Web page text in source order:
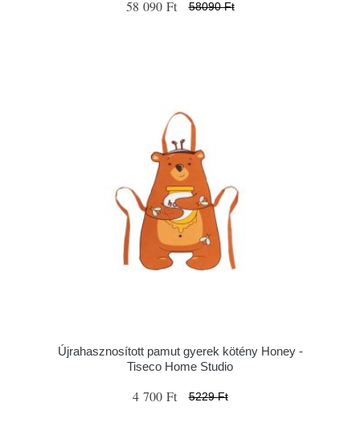
58 090 Ft 58090 Ft
Újrahasznosított pamut gyerek kötény Honey -
Tiseco Home Studio
4 700 Ft 5229 Ft